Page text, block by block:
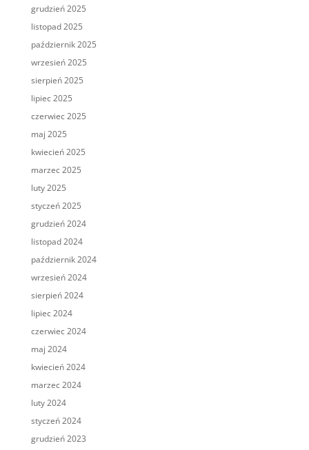
grudzień 2025
listopad 2025
październik 2025
wrzesień 2025
sierpień 2025
lipiec 2025
czerwiec 2025
maj 2025
kwiecień 2025
marzec 2025
luty 2025
styczeń 2025
grudzień 2024
listopad 2024
październik 2024
wrzesień 2024
sierpień 2024
lipiec 2024
czerwiec 2024
maj 2024
kwiecień 2024
marzec 2024
luty 2024
styczeń 2024
grudzień 2023